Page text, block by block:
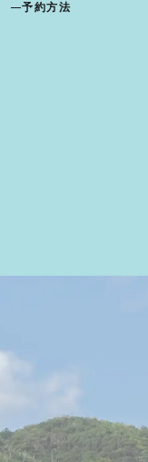
予約方法